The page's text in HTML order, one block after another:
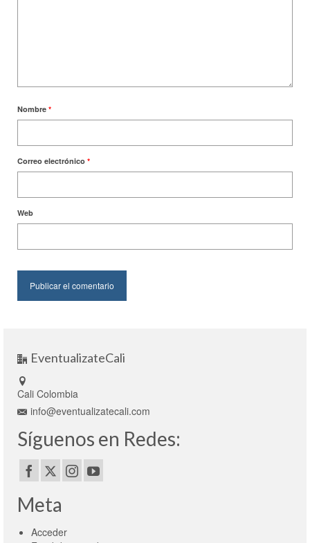
Nombre *
Correo electrónico *
Web
EventualizateCali
Cali Colombia
info@eventualizatecali.com
Síguenos en Redes:
Meta
Acceder